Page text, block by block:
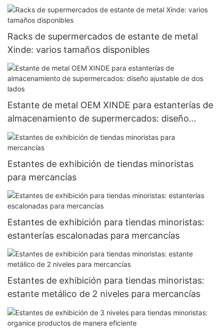
Racks de supermercados de estante de metal
Xinde: varios tamaños disponibles
Estante de metal OEM XINDE para estanterías de
almacenamiento de supermercados: diseño
ajustable de dos lados
Estantes de exhibición de tiendas minoristas
para mercancías
Estantes de exhibición para tiendas minoristas:
estanterías escalonadas para mercancías
Estantes de exhibición para tiendas minoristas:
estante metálico de 2 niveles para mercancías